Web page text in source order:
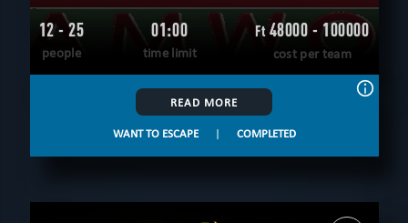
12 - 25
people
01:00
time limit
Ft48000 - 100000
cost per team
READ MORE
WANT TO ESCAPE | COMPLETED